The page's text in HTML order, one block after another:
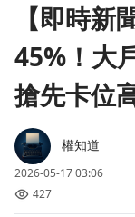
【即時
45%！大
搶先卡位
權知道
2026-05-17 03:06
427